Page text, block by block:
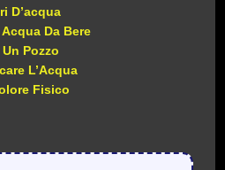
D’acqua
Da Bere
Pozzo
L’Acqua
Fisico